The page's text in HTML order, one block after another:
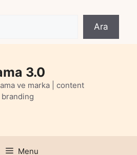
Ara
3.0
ve marka | content
Menu